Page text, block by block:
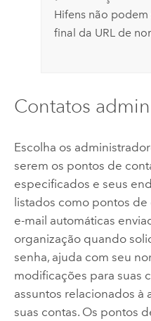
Hifens não
final da URL de
Contatos
Escolha os
serem os pontos de
especificados e seus
listados como pontos
e-mail automáticas
organização quando
senha, ajuda com seu
modificações para suas
assuntos relacionados à
suas contas. Os pontos